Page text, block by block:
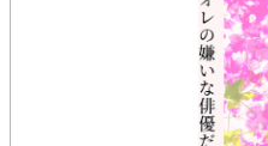
レナードは香澄をまるでモノの
することはできるのか。 律は
とともに元の世界に帰ることは
く、最初で最後のラブストーリ